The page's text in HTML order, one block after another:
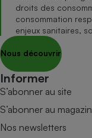
droits des
consommation
enjeux sanitaires,
Nous découvrir
Informer
S’abonner au site
S’abonner au
Nos newsletters